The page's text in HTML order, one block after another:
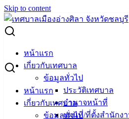
Skip to content
หน้าแรก
เกี่ยวกับเทศบาล
ข้อมูลทั่วไป
ประวัติเทศบาล
อำนาจหน้าที่
แผนที่/ที่ตั้งสำนักงา
หน้าแรก
เกี่ยวกับเทศบาล
ข้อมูลทั่วไป
Search for:
กฎหมาย ระเบียบ
กฎหมาย ระเบียบ
กฎหมาย ระเบียบ ข้อบังคับ ที่เกี่ยวข้